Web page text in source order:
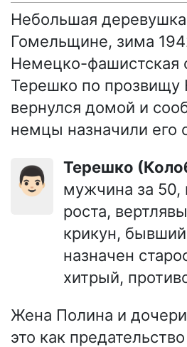
Небольшая
Гомельщине, зима
Немецко-фашистская
Терешко по прозвищу
вернулся домой и
немцы назначили его
👨🏻 Терешко
мужчина за 50,
роста,
крикун, бывший
назначен
хитрый,
Жена Полина и
это как